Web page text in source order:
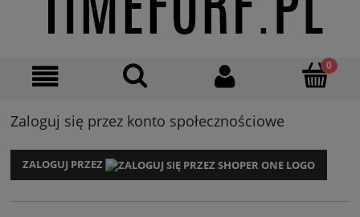
Zaloguj się przez konto społecznościowe
ZALOGUJ PRZEZ